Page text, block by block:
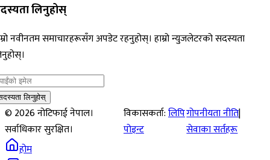
लिनुहोस्
नवीनतम समाचारहरूसँग अपडेट रहनुहोस्। हाम्रो न्युजलेटरको सदस्यता
लिनुहोस्
©2026नोटिफाई नेपाल।
सर्वाधिकार सुरक्षित।
विकासकर्ता:लिपि
पोइन्ट
गोपनीयता नीति|
सेवाका सर्तहरू
होम